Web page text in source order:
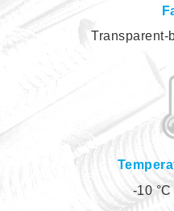
Transparent-
-10